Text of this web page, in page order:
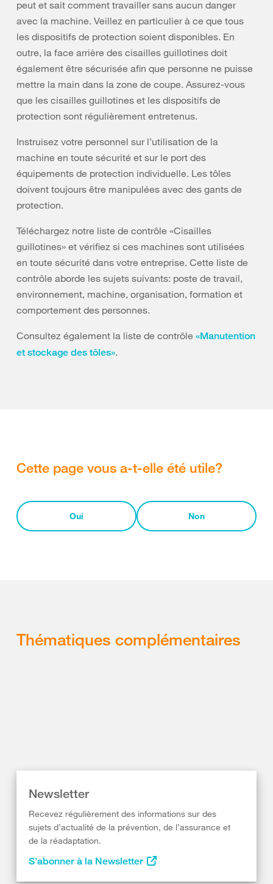
peut et sait comment travailler sans aucun danger
avec la machine. Veillez en particulier à ce que tous
les dispositifs de protection soient disponibles. En
outre, la face arrière des cisailles guillotines doit
également être sécurisée afin que personne ne puisse
mettre la main dans la zone de coupe. Assurez-vous
que les cisailles guillotines et les dispositifs de
protection sont régulièrement entretenus.
Instruisez votre personnel sur l’utilisation de la
machine en toute sécurité et sur le port des
équipements de protection individuelle. Les tôles
doivent toujours être manipulées avec des gants de
protection.
Téléchargez notre liste de contrôle «Cisailles
guillotines» et vérifiez si ces machines sont utilisées
en toute sécurité dans votre entreprise. Cette liste de
contrôle aborde les sujets suivants: poste de travail,
environnement, machine, organisation, formation et
comportement des personnes.
Consultez également la liste de contrôle «Manutention
et stockage des tôles».
Cette page vous a-t-elle été utile?
Oui Non
Thématiques complémentaires
Newsletter
Recevez régulièrement des informations sur des
sujets d’actualité de la prévention, de l’assurance et
de la réadaptation.
S’abonner à la Newsletter